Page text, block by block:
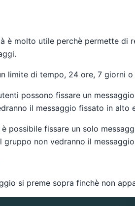
è molto utile perchè permette di
limite di tempo, 24 ore, 7 giorni
possono fissare un
il messaggio fissato in alto
possibile fissare un solo
gruppo non vedranno il
si preme sopra finchè non